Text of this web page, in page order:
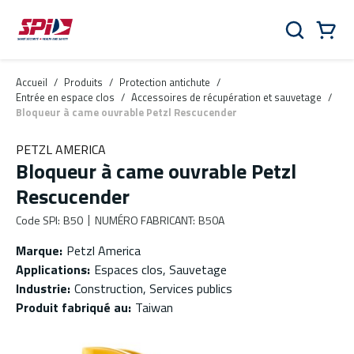
Aller au contenu principal
Skip to menu
Skip to footer
Rechercher
Accueil / Produits / Protection antichute /
Entrée en espace clos / Accessoires de récupération et sauvetage /
Bloqueur à came ouvrable Petzl Rescucender
PETZL AMERICA
Bloqueur à came ouvrable Petzl
Rescucender
Code SPI: B50 NUMÉRO FABRICANT: B50A
Marque: Petzl America
Applications: Espaces clos, Sauvetage
Industrie: Construction, Services publics
Produit fabriqué au: Taiwan